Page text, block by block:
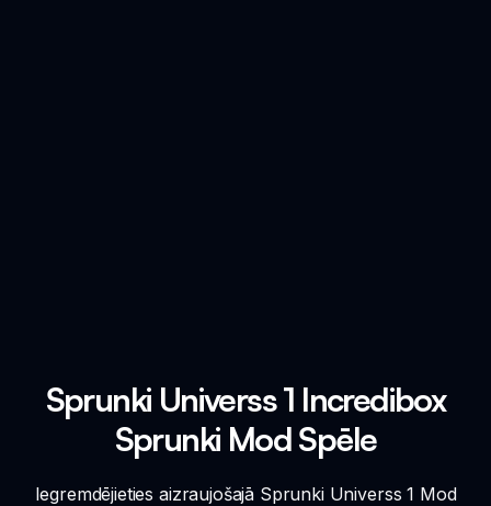
Sprunki Universs 1 Incredibox
Sprunki Mod Spēle
Iegremdējieties aizraujošajā Sprunki Universs 1 Mod